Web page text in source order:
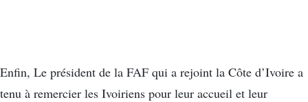
Enfin, Le président de la FAF qui a rejoint la Côte d’Ivoire a
tenu à remercier les Ivoiriens pour leur accueil et leur